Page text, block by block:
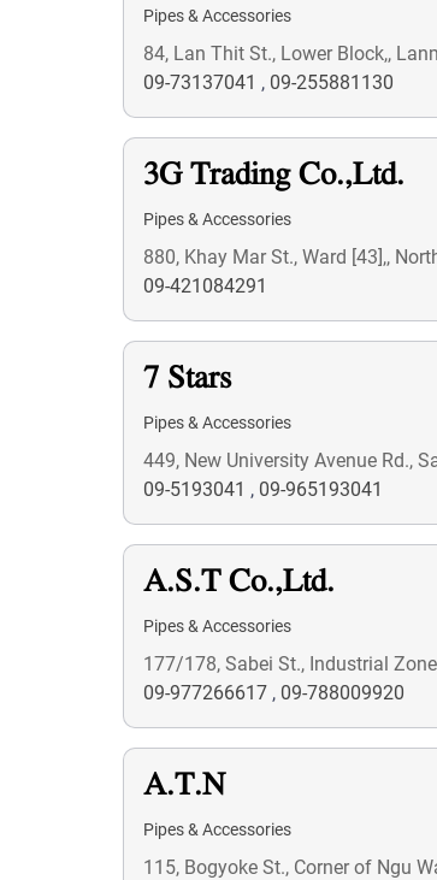
Pipes & Accessories
84, Lan Thit St., Lower Block,,
09-73137041 , 09-255881130
3G Trading Co.,Ltd.
Pipes & Accessories
880, Khay Mar St., Ward [43],,
09-421084291
7 Stars
Pipes & Accessories
449, New University Avenue Rd.,
09-5193041 , 09-965193041
A.S.T Co.,Ltd.
Pipes & Accessories
177/178, Sabei St., Industrial
09-977266617 , 09-788009920
A.T.N
Pipes & Accessories
115, Bogyoke St., Corner of Ngu